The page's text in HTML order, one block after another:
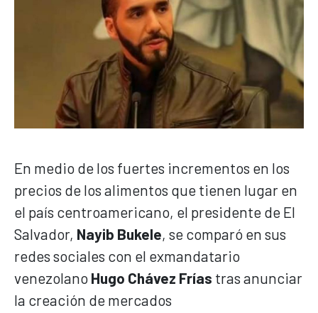
En medio de los fuertes incrementos en los
precios de los alimentos que tienen lugar en
el país centroamericano, el presidente de El
Salvador, Nayib Bukele, se comparó en sus
redes sociales con el exmandatario
venezolano Hugo Chávez Frías tras anunciar
la creación de mercados